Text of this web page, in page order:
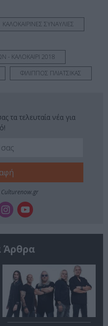
ΚΑΛΟΚΑΙΡΙΝΕΣ ΣΥΝΑΥΛΙΕΣ
- ΚΑΛΟΚΑΙΡΙ 2018
ΦΙΛΙΠΠΟΣ ΠΛΙΑΤΣΙΚΑΣ
τα τελευταία νέα για
Culturenow.gr
Άρθρα